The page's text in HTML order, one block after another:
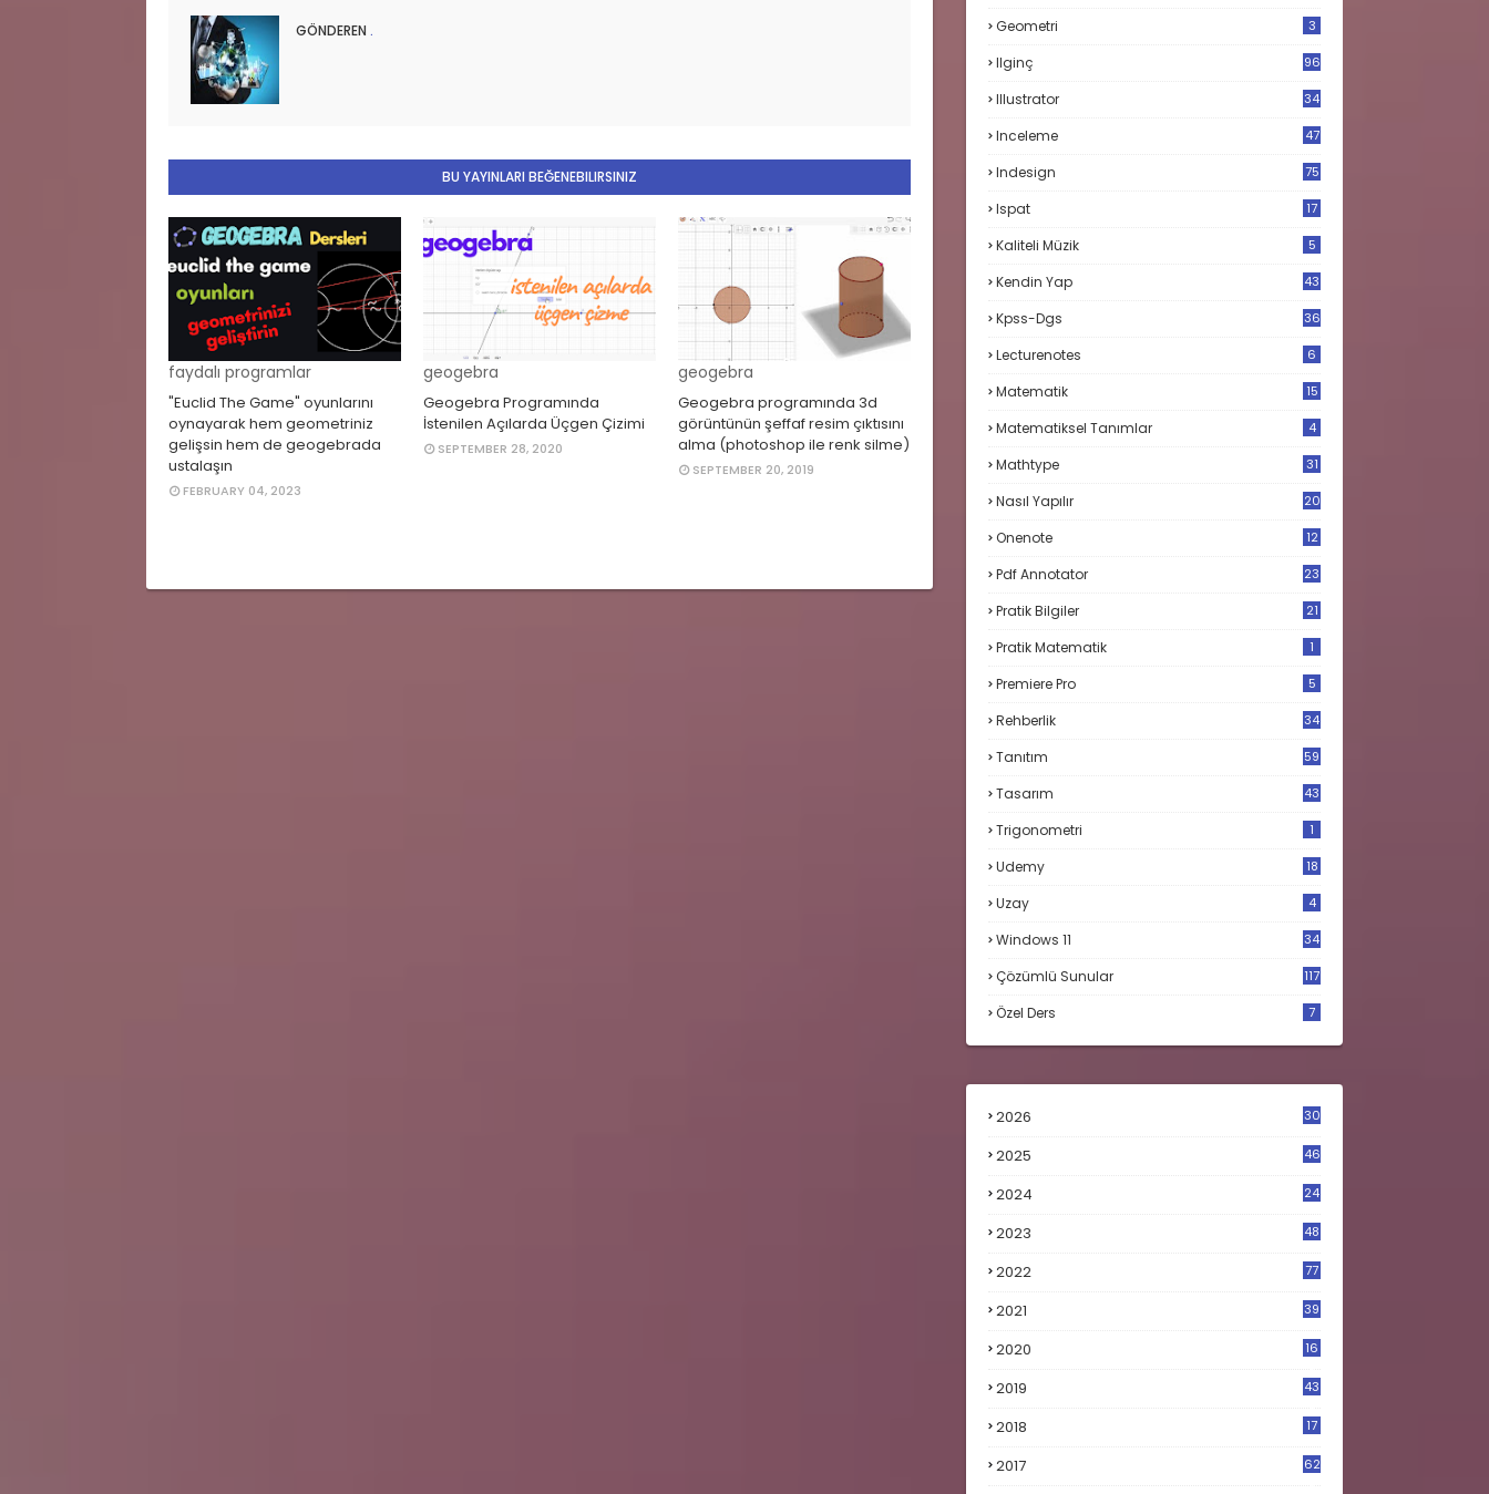
GÖNDEREN .
BU YAYINLARI BEĞENEBILIRSINIZ
faydalı programlar
"Euclid The Game" oyunlarını
oynayarak hem geometriniz
gelişsin hem de geogebrada
ustalaşın
FEBRUARY 04, 2023
geogebra
Geogebra Programında
İstenilen Açılarda Üçgen Çizimi
SEPTEMBER 28, 2020
geogebra
Geogebra programında 3d
görüntünün şeffaf resim çıktısını
alma (photoshop ile renk silme)
SEPTEMBER 20, 2019
Geometri 3
Ilginç 96
Illustrator 34
Inceleme 47
Indesign 75
Ispat
17
Kaliteli Müzik 5
Kendin Yap 43
Kpss-Dgs 36
Lecturenotes 6
Matematik
15
Matematiksel Tanımlar 4
Mathtype 31
Nasıl Yapılır 20
Onenote 12
Pdf Annotator 23
Pratik Bilgiler 21
Pratik Matematik 1
Premiere Pro 5
Rehberlik 34
Tanıtım 59
Tasarım 43
Trigonometri 1
Udemy 18
Uzay 4
Windows 11 34
Çözümlü Sunular 117
Özel Ders 7
2026 30
2025 46
2024 24
2023
48
2022 77
2021 39
2020
16
2019
43
2018
17
2017
62